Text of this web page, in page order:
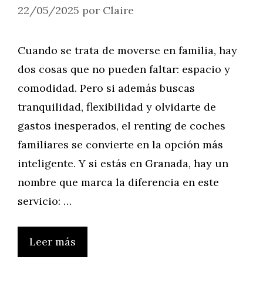
22/05/2025 por Claire
Cuando se trata de moverse en familia, hay
dos cosas que no pueden faltar: espacio y
comodidad. Pero si además buscas
tranquilidad, flexibilidad y olvidarte de
gastos inesperados, el renting de coches
familiares se convierte en la opción más
inteligente. Y si estás en Granada, hay un
nombre que marca la diferencia en este
servicio: …
Leer más